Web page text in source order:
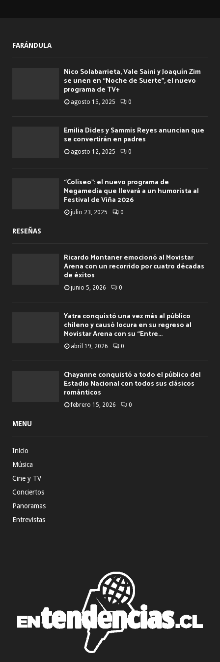
FARÁNDULA
Nico Solabarrieta, Vale Saini y Joaquín Zim
se unen en “Noche de Suerte”, el nuevo
programa de TV+
agosto 15, 2025 0
Emilia Dides y Sammis Reyes anuncian que
se convertirán en padres
agosto 12, 2025 0
“Coliseo”: el nuevo programa de
Megamedia que llevará a un humorista al
Festival de Viña 2026
julio 23, 2025 0
RESEÑAS
Ricardo Montaner emocionó al Movistar
Arena con un recorrido por cuatro décadas
de éxitos
junio 5, 2026 0
Yatra conquistó una vez más al público
chileno y causó locura en su regreso al
Movistar Arena con su “Entre...
abril 19, 2026 0
Chayanne conquistó a todo el público del
Estadio Nacional con todos sus clásicos
románticos
febrero 15, 2026 0
MENU
Inicio
Música
Cine y TV
Conciertos
Panoramas
Entrevistas